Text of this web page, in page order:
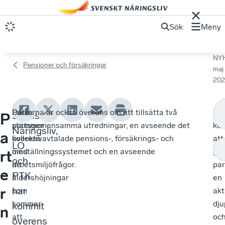
Sök Meny
Pensioner och försäkringar
maj
P
a
rt
e
r
n
Svenskt
Näringsliv,
LO
och
PTK
har
kommit
överens
Detta
stämmer
överens
med
de
åldershöjningar
som
kommer
att
Parterna är också överens om att tillsätta två
partsgemensamma utredningar, en avseende det
kollektivavtalade pensions-, försäkrings- och
omställningssystemet och en avseende
arbetsmiljöfrågor.
att
ge
en